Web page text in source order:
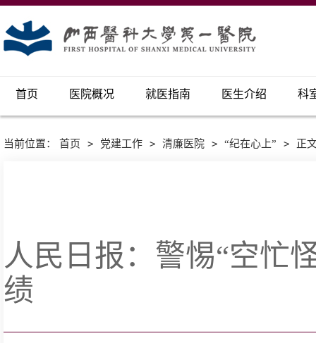
首页 医院概况 就医指南 医生介绍 科
当前位置： 首页 > 党建工作 > 清廉医院 > “纪在心上” > 正
人民日报：警惕“空忙
绩